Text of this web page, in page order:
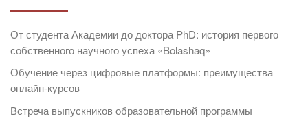
От студента Академии до доктора PhD: история первого
собственного научного успеха «Bolashaq»
Обучение через цифровые платформы: преимущества
онлайн-курсов
Встреча выпускников образовательной программы